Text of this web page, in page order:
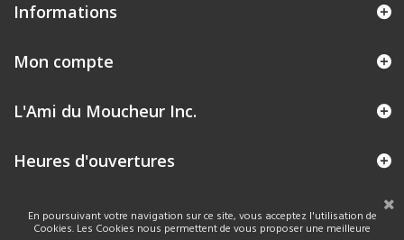
Informations
Mon compte
L'Ami du Moucheur Inc.
Heures d'ouvertures
En poursuivant votre navigation sur ce site, vous acceptez l'utilisation de
Cookies. Les Cookies nous permettent de vous proposer une meilleure